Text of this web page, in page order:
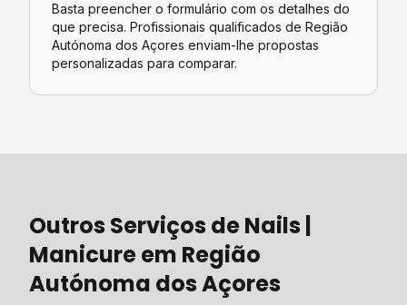
Basta preencher o formulário com os detalhes do
que precisa. Profissionais qualificados de Região
Autónoma dos Açores enviam-lhe propostas
personalizadas para comparar.
Outros Serviços deNails |
Manicureem Região
Autónoma dos Açores